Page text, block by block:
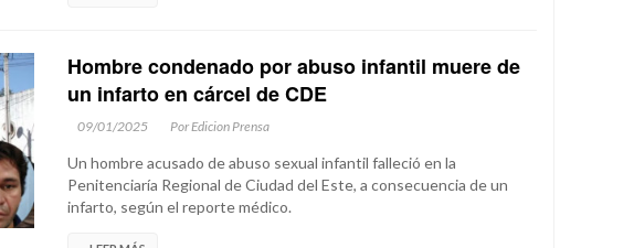
Hombre condenado por abuso infantil muere de
un infarto en cárcel de CDE
09/01/2025 Por Edicion Prensa
Un hombre acusado de abuso sexual infantil falleció en la
Penitenciaría Regional de Ciudad del Este, a consecuencia de un
infarto, según el reporte médico.